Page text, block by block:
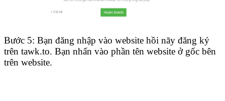
Bước 5: Bạn đăng nhập vào website hồi nãy đăng ký
trên tawk.to. Bạn nhấn vào phần tên website ở gốc bên
trên website.